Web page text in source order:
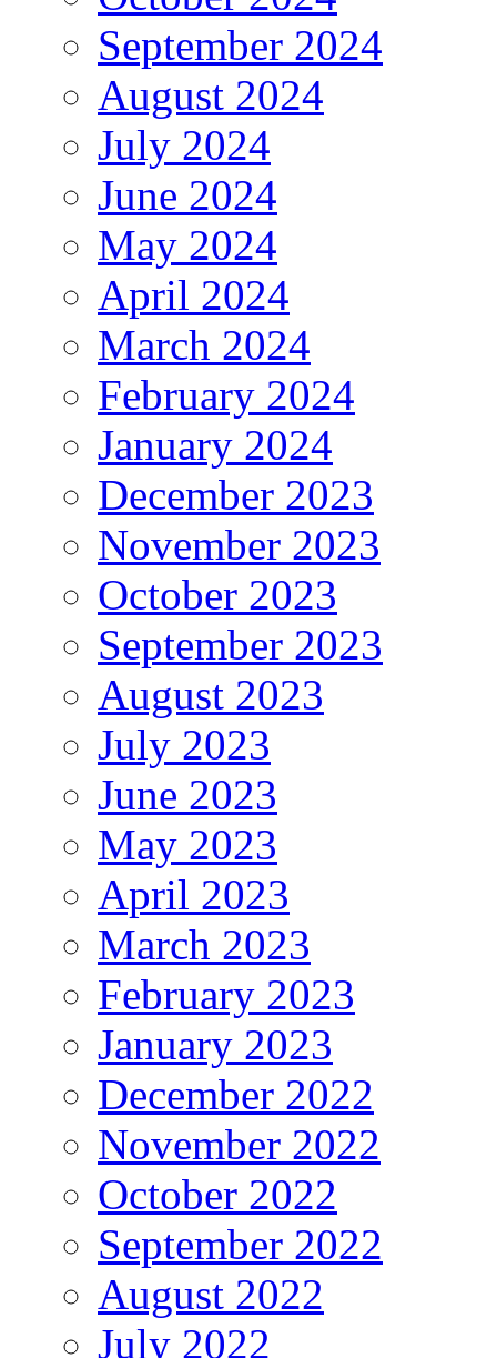
September 2024
August 2024
July 2024
June 2024
May 2024
April 2024
March 2024
February 2024
January 2024
December 2023
November 2023
October 2023
September 2023
August 2023
July 2023
June 2023
May 2023
April 2023
March 2023
February 2023
January 2023
December 2022
November 2022
October 2022
September 2022
August 2022
July 2022